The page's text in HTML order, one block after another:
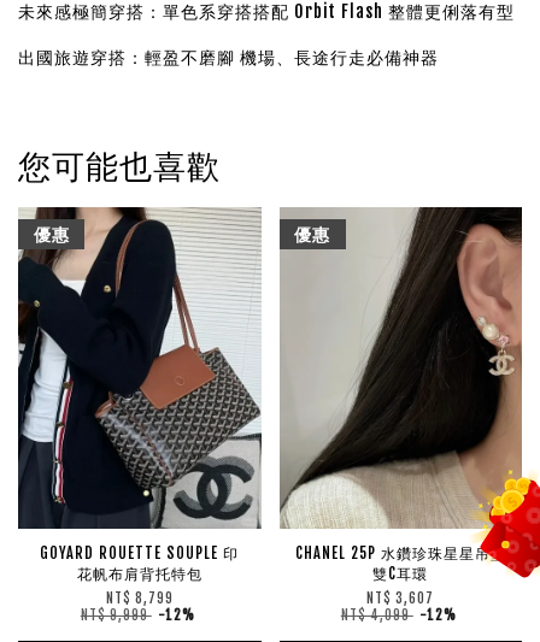
未來感極簡穿搭：單色系穿搭搭配 Orbit Flash 整體更俐落有型
出國旅遊穿搭：輕盈不磨腳 機場、長途行走必備神器
您可能也喜歡
優惠
GOYARD ROUETTE SOUPLE 印
花帆布肩背托特包
NT$ 8,799
NT$ 9,999 -12%
優惠
CHANEL 25P 水鑽珍珠星星吊墜
雙C耳環
NT$ 3,607
NT$ 4,099 -12%